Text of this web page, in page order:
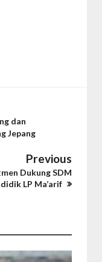
dan
Jepang
Previous
Dukung SDM
LP Ma’arif